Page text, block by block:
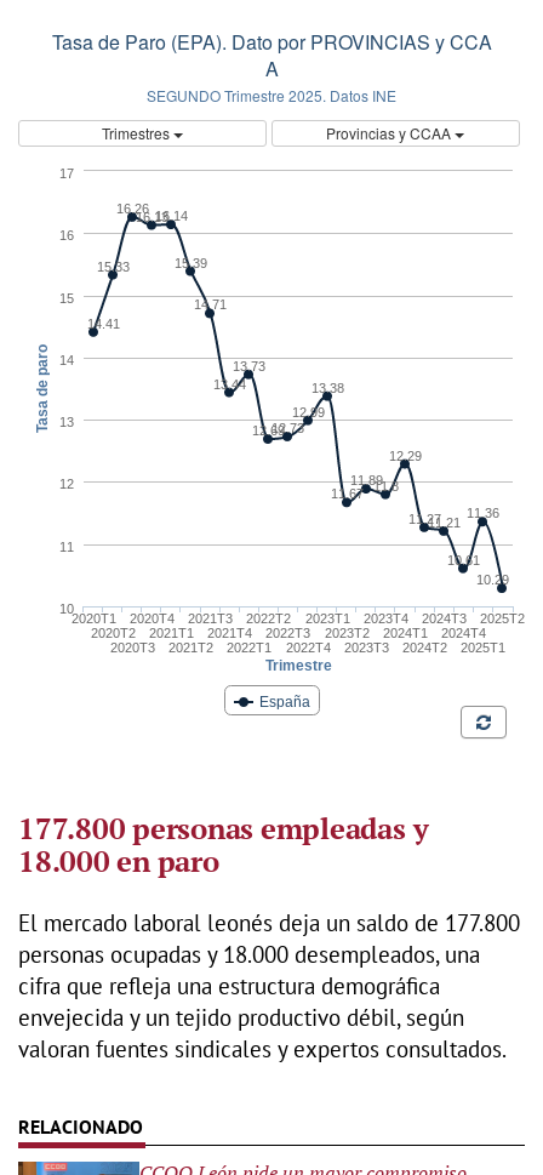
177.800 personas empleadas y
18.000 en paro
El mercado laboral leonés deja un saldo de 177.800
personas ocupadas y 18.000 desempleados, una
cifra que refleja una estructura demográfica
envejecida y un tejido productivo débil, según
valoran fuentes sindicales y expertos consultados.